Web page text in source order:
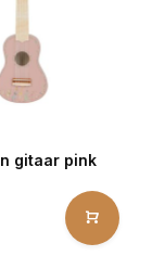
gitaar pink